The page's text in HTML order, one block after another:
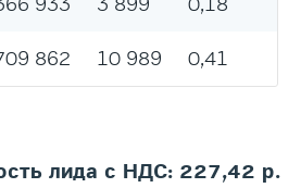
862 10 989 0,41
лида с НДС: 227,42 р.